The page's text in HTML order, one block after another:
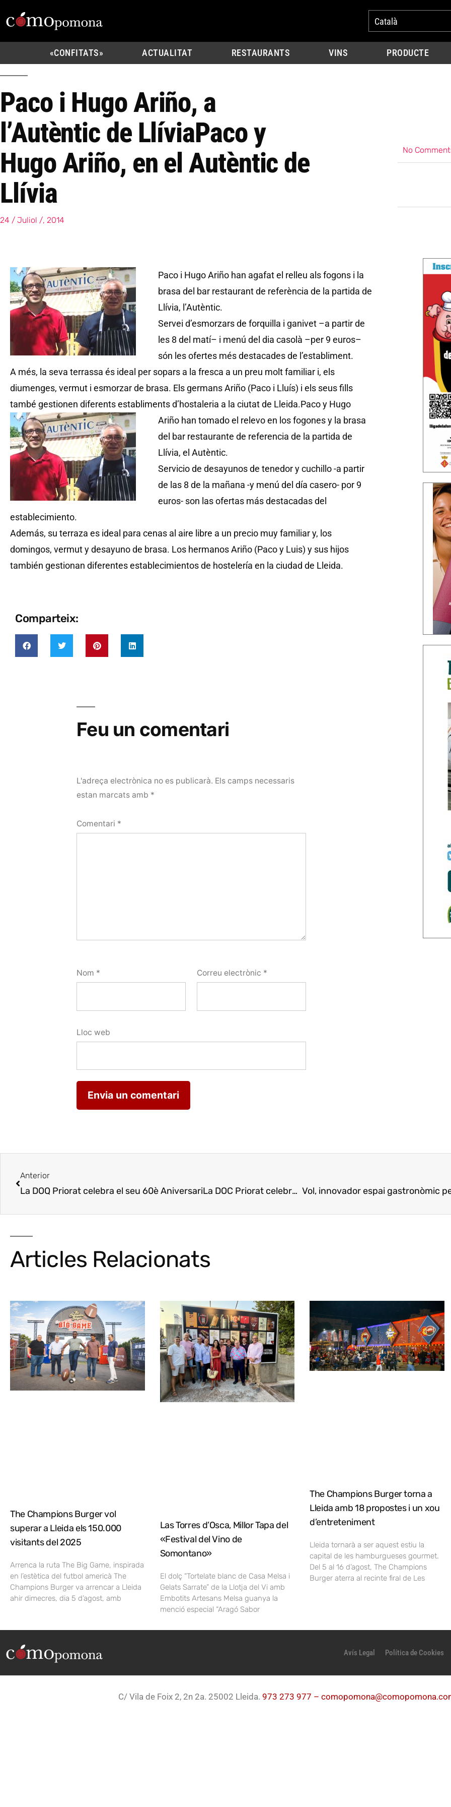
Català
«CONFITATS» ACTUALITAT RESTAURANTS VINS PRODUCTE
Paco i Hugo Ariño, a
l’Autèntic de LlíviaPaco y
Hugo Ariño, en el Autèntic de
Llívia
24 / Juliol /, 2014
No
Paco i Hugo Ariño han agafat el relleu als fogons i la
brasa del bar restaurant de referència de la partida de
Llívia, l’Autèntic.
Servei d’esmorzars de forquilla i ganivet –a partir de
les 8 del matí– i menú del dia casolà –per 9 euros–
són les ofertes més destacades de l’establiment.
A més, la seva terrassa és ideal per sopars a la fresca a un preu molt familiar i, els
diumenges, vermut i esmorzar de brasa. Els germans Ariño (Paco i Lluís) i els seus fills
també gestionen diferents establiments d’hostaleria a la ciutat de Lleida.Paco y Hugo
Ariño han tomado el relevo en los fogones y la brasa
del bar restaurante de referencia de la partida de
Llívia, el Autèntic.
Servicio de desayunos de tenedor y cuchillo -a partir
de las 8 de la mañana -y menú del día casero- por 9
euros- son las ofertas más destacadas del
establecimiento.
Además, su terraza es ideal para cenas al aire libre a un precio muy familiar y, los
domingos, vermut y desayuno de brasa. Los hermanos Ariño (Paco y Luis) y sus hijos
también gestionan diferentes establecimientos de hostelería en la ciudad de Lleida.
Comparteix:
Feu un comentari
L'adreça electrònica no es publicarà. Els camps necessaris
estan marcats amb *
Comentari *
Nom * Correu electrònic *
Lloc web
Anterior
La DOQ Priorat celebra el seu 60è AniversariLa DOC Priorat celebra su 60 Aniversario
Articles Relacionats
The Champions Burger vol
superar a Lleida els 150.000
visitants del 2025
Arrenca la ruta The Big Game, inspirada
en l’estètica del futbol americà The
Champions Burger va arrencar a Lleida
ahir dimecres, dia 5 d’agost, amb
Las Torres d’Osca, Millor Tapa del
«Festival del Vino de
Somontano»
El dolç “Tortelate blanc de Casa Melsa i
Gelats Sarrate” de la Llotja del Vi amb
Embotits Artesans Melsa guanya la
menció especial “Aragó Sabor
The Champions Burger torna a
Lleida amb 18 propostes i un xou
d’entreteniment
Lleida tornarà a ser aquest estiu la
capital de les hamburgueses gourmet.
Del 5 al 16 d’agost, The Champions
Burger aterra al recinte firal de Les
Avís Legal Política de Cookies
C/ Vila de Foix 2, 2n 2a. 25002 Lleida. 973 273 977 –